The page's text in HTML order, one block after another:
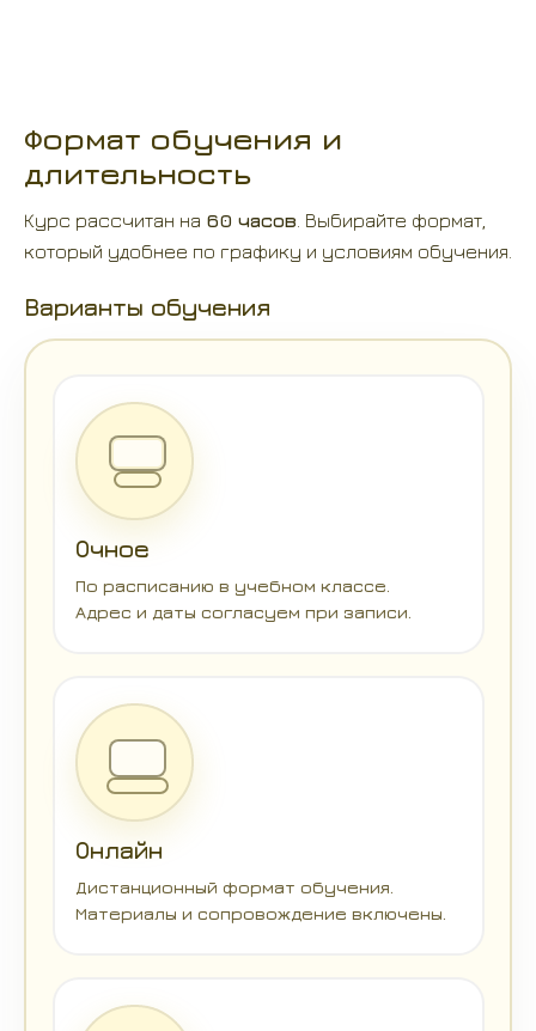
Формат обучения и
длительность
Курс рассчитан на 60 часов . Выбирайте формат,
который удобнее по графику и условиям обучения.
Варианты обучения
Очное
По расписанию в учебном классе.
Адрес и даты согласуем при записи.
Онлайн
Дистанционный формат обучения.
Материалы и сопровождение включены.